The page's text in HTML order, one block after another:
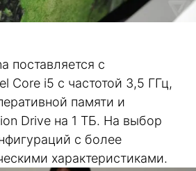
поставляется с
Core i5 с частотой 3,5 ГГц,
памяти и
Drive на 1 ТБ. На выбор
с более
характеристиками.